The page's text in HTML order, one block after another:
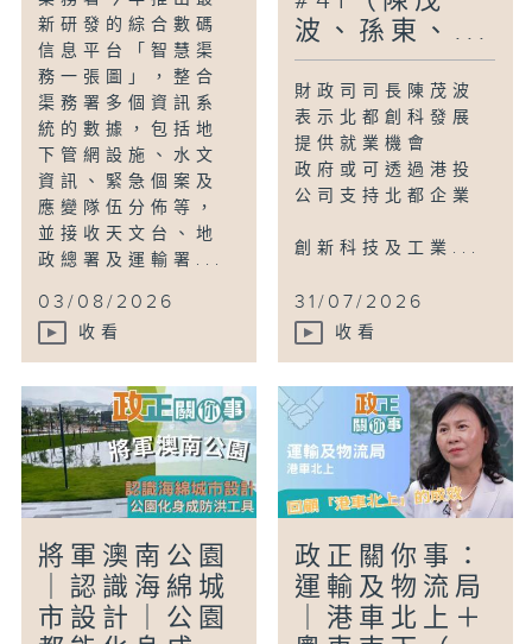
新研發的綜合數碼
信息平台「智慧渠
務一張圖」，整合
渠務署多個資訊系
統的數據，包括地
下管網設施、水文
資訊、緊急個案及
應變隊伍分佈等，
並接收天文台、地
政總署及運輸署...
03/08/2026
收看
波、孫東、...
財政司司長陳茂波
表示北都創科發展
提供就業機會
政府或可透過港投
公司支持北都企業
創新科技及工業...
31/07/2026
收看
將軍澳南公園
｜認識海綿城
市設計｜公園
政正關你事：
運輸及物流局
｜港車北上＋